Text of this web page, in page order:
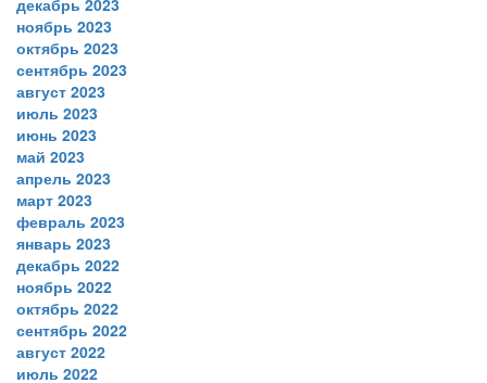
декабрь 2023
ноябрь 2023
октябрь 2023
сентябрь 2023
август 2023
июль 2023
июнь 2023
май 2023
апрель 2023
март 2023
февраль 2023
январь 2023
декабрь 2022
ноябрь 2022
октябрь 2022
сентябрь 2022
август 2022
июль 2022